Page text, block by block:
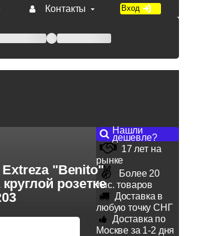
Контакты Вход
"Benito"
розетке
Нашли
дешевле?
17 лет на
рынке
Более 20
тыс. товаров
Доставка в
любую точку СНГ
Доставка по
Москве за 1-2 дня